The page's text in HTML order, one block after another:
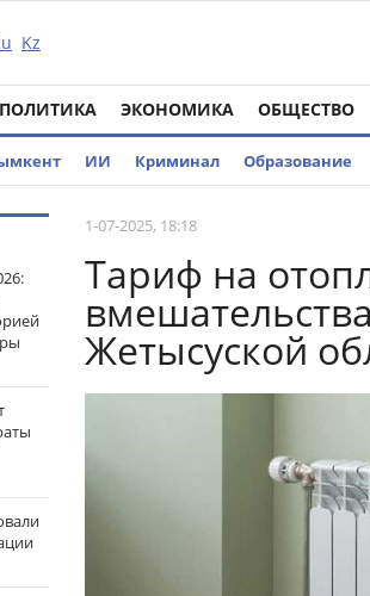
Kz
ПОЛИТИКА ЭКОНОМИКА ОБЩЕСТВО
ИИ Криминал Образование
1-07-2025, 18:18
Тариф на
Жетысуской